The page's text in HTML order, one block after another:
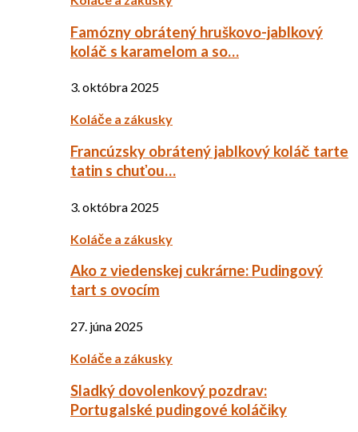
Famózny obrátený hruškovo-jablkový
koláč s karamelom a so…
3. októbra 2025
Koláče a zákusky
Francúzsky obrátený jablkový koláč tarte
tatin s chuťou…
3. októbra 2025
Koláče a zákusky
Ako z viedenskej cukrárne: Pudingový
tart s ovocím
27. júna 2025
Koláče a zákusky
Sladký dovolenkový pozdrav:
Portugalské pudingové koláčiky